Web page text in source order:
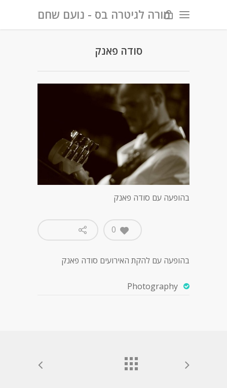
מורה לגיטרה בס - נועם שחם
סודה פאנק
בהופעה עם סודה פאנק
0
בהופעה עם להקת האירועים סודה פאנק
Photography